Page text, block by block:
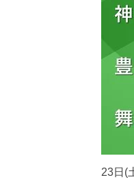
23日(